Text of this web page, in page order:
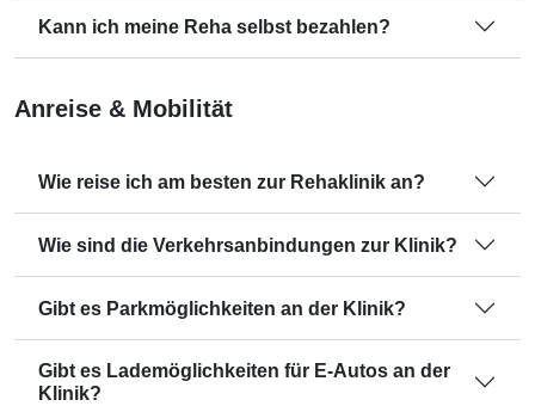
Kann ich meine Reha selbst bezahlen?
Anreise & Mobilität
Wie reise ich am besten zur Rehaklinik an?
Wie sind die Verkehrsanbindungen zur Klinik?
Gibt es Parkmöglichkeiten an der Klinik?
Gibt es Lademöglichkeiten für E-Autos an der
Klinik?